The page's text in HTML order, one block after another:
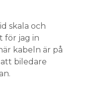
skala och
för jag in
kabeln är på
biledare